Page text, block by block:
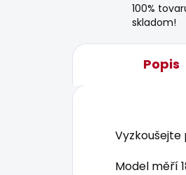
100%
skladom!
Popis
Vyzkoušejte
Model měří